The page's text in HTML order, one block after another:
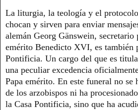
La liturgia, la teología y el
chocan y sirven para enviar
alemán Georg Gänswein,
emérito Benedicto XVI, es también
Pontificia. Un cargo del que es
una peculiar excedencia
Papa emérito. En este funeral no se
de los arzobispos ni ha
la Casa Pontificia, sino que ha